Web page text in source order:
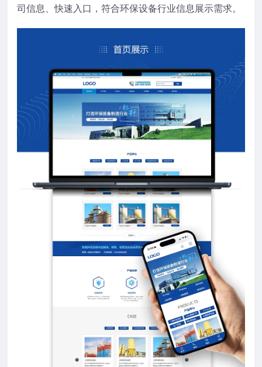
司信息、快速入口，符合环保设备行业信息展示需求。